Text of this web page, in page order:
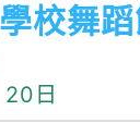
校舞
日